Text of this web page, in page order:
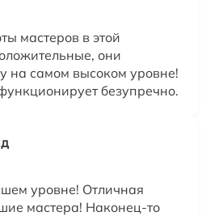
мастеров в этой
они
на самом высоком уровне!
безупречно.
уровне! Отличная
мастера! Наконец-то